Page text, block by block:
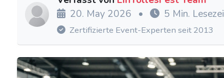
20. May 2026
• 5 Min.
Zertifizierte Event-Experten seit 2013